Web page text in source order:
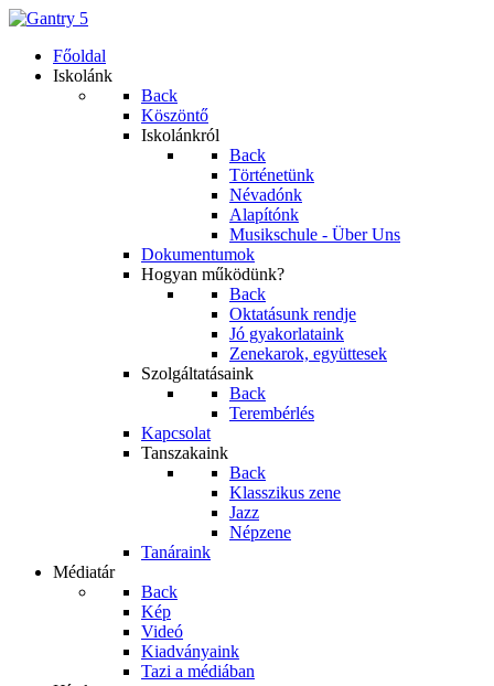
Főoldal
Iskolánk
Back
Köszöntő
Iskolánkról
Back
Történetünk
Névadónk
Alapítónk
Musikschule - Über Uns
Dokumentumok
Hogyan működünk?
Back
Oktatásunk rendje
Jó gyakorlataink
Zenekarok, együttesek
Szolgáltatásaink
Back
Terembérlés
Kapcsolat
Tanszakaink
Back
Klasszikus zene
Jazz
Népzene
Tanáraink
Médiatár
Back
Kép
Videó
Kiadványaink
Tazi a médiában